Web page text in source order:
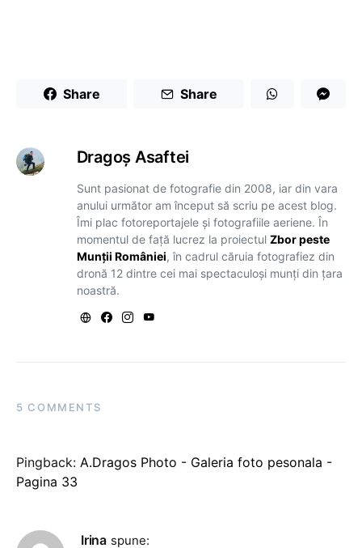
Share Share
Dragoş Asaftei
Sunt pasionat de fotografie din 2008, iar din vara
anului următor am început să scriu pe acest blog.
Îmi plac fotoreportajele și fotografiile aeriene. În
momentul de față lucrez la proiectul Zbor peste
Munții României, în cadrul căruia fotografiez din
dronă 12 dintre cei mai spectaculoși munți din țara
noastră.
5 COMMENTS
Pingback: A.Dragos Photo - Galeria foto pesonala -
Pagina 33
Irina spune: